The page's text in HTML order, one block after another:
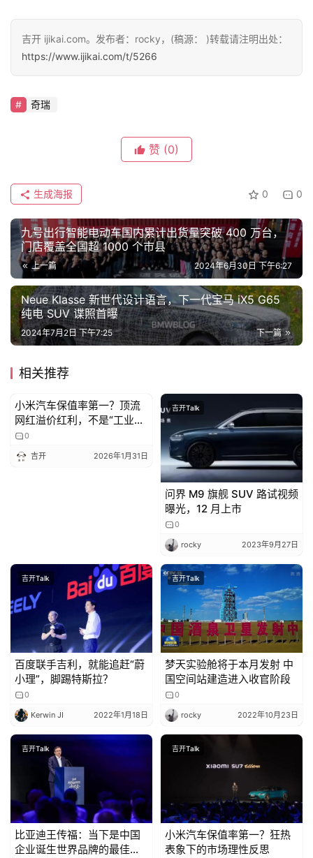
吉开 ijikai.com。发布者：rocky，(稿源： )转载请注明出处：
https://www.ijikai.com/t/5266
奇瑞
赞 (0)
0 0
生成海报
九号出行智能电动车国内累计出货量突破 400 万台，
门店覆盖全国超 1000 个市县
上一篇 2024年6月30日 下午6:27
Neue Klasse 新世代设计语言，下一代宝马 iX5 G65
纯电 SUV 谍照首曝
下一篇
2024年7月2日 下午7:25
相关推荐
吉开Talk
小米汽车保值率第一？顶流
网红溢价红利，不是“工业品
残值神话”
0
吉开 2026年1月31日
吉开Talk
问界 M9 旗舰 SUV 路试视频
曝光，12 月上市
0
rocky 2023年9月27日
吉开Talk
百度联手吉利，就能追赶“蔚
小理”，脚踢特斯拉？
0
Kerwin JI 2022年1月18日
吉开Talk
梦天实验舱将于本月发射 中
国空间站建造进入收官阶段
0
rocky 2022年10月23日
吉开Talk
比亚迪王传福：当下是中国
企业诞生世界品牌的最佳历
吉开Talk
小米汽车保值率第一？狂热
表象下的市场理性反思